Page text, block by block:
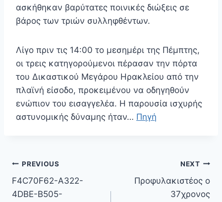
ασκήθηκαν βαρύτατες ποινικές διώξεις σε
βάρος των τριών συλληφθέντων.
Λίγο πριν τις 14:00 το μεσημέρι της Πέμπτης,
οι τρεις κατηγορούμενοι πέρασαν την πόρτα
του Δικαστικού Μεγάρου Ηρακλείου από την
πλαϊνή είσοδο, προκειμένου να οδηγηθούν
ενώπιον του εισαγγελέα. Η παρουσία ισχυρής
αστυνομικής δύναμης ήταν… Πηγή
Πλοήγηση
άρθρων
PREVIOUS
F4C70F62-A322-
4DBE-B505-
NEXT
Προφυλακιστέος ο
37χρονος